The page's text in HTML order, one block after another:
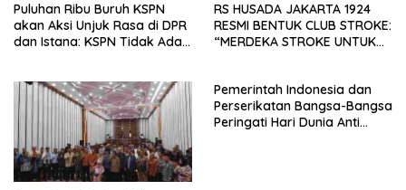
Puluhan Ribu Buruh KSPN
akan Aksi Unjuk Rasa di DPR
dan Istana: KSPN Tidak Ada
Siapapun
RS HUSADA JAKARTA 1924
RESMI BENTUK CLUB STROKE:
“MERDEKA STROKE UNTUK
Pemerintah Indonesia dan
Perserikatan Bangsa-Bangsa
Peringati Hari Dunia Anti